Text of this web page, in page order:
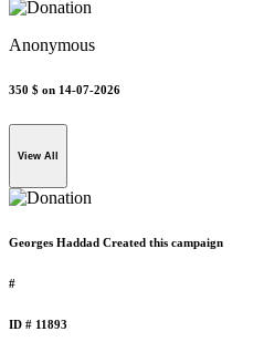
Anonymous
350 $ on 14-07-2026
View All
Georges Haddad Created this campaign
#
ID # 11893